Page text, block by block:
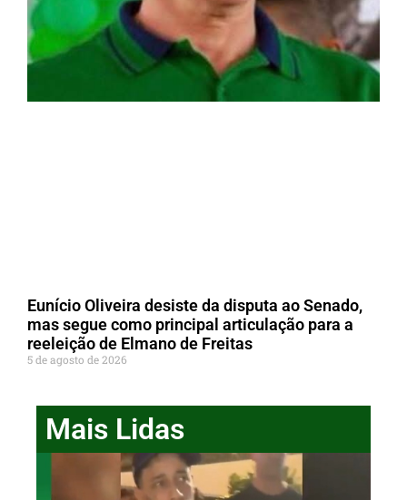
Eunício Oliveira desiste da disputa ao Senado,
mas segue como principal articulação para a
reeleição de Elmano de Freitas
5 de agosto de 2026
Mais Lidas